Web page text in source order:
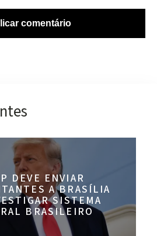
DEVE ENVIAR
A BRASÍLIA
SISTEMA
BRASILEIRO